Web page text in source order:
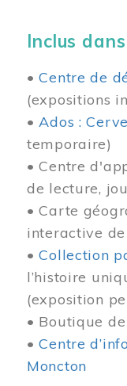
Inclus
•Centre de
(expositions
•Ados :
temporaire)
• Centre
de lecture,
• Carte
interactive
•Collection
l’histoire
(exposition
• Boutique
•Centre
Moncton